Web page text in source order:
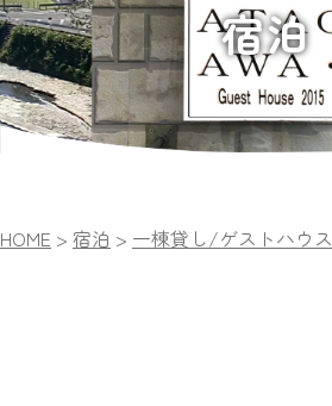
宿泊
HOME > 宿泊 > 一棟貸し/ゲストハウス